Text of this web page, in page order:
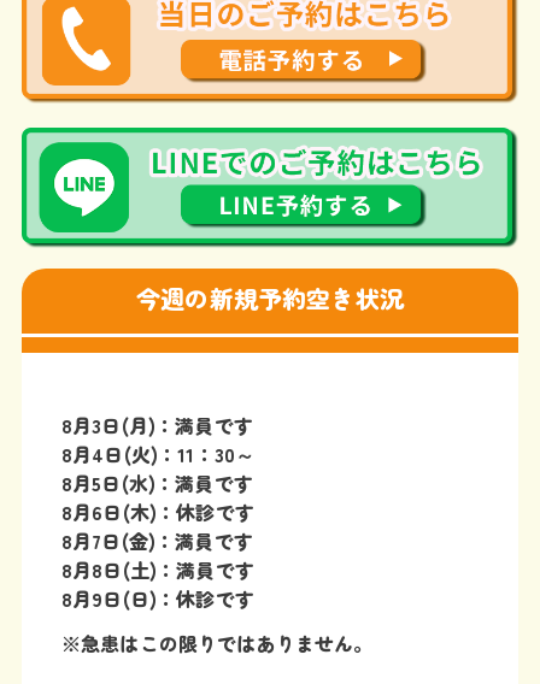
今週の新規予約空き状況
8月3日(月)：満員です
8月4日(火)：11：30～
8月5日(水)：満員です
8月6日(木)：休診です
8月7日(金)：満員です
8月8日(土)：満員です
8月9日(日)：休診です
※急患はこの限りではありません。